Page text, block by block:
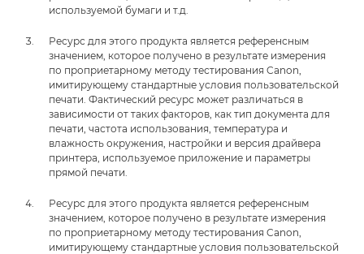
используемой бумаги и т.д.
Ресурс для этого продукта является референсным
значением, которое получено в результате измерения
по проприетарному методу тестирования Canon,
имитирующему стандартные условия пользовательской
печати. Фактический ресурс может различаться в
зависимости от таких факторов, как тип документа для
печати, частота использования, температура и
влажность окружения, настройки и версия драйвера
принтера, используемое приложение и параметры
прямой печати.
Ресурс для этого продукта является референсным
значением, которое получено в результате измерения
по проприетарному методу тестирования Canon,
имитирующему стандартные условия пользовательской